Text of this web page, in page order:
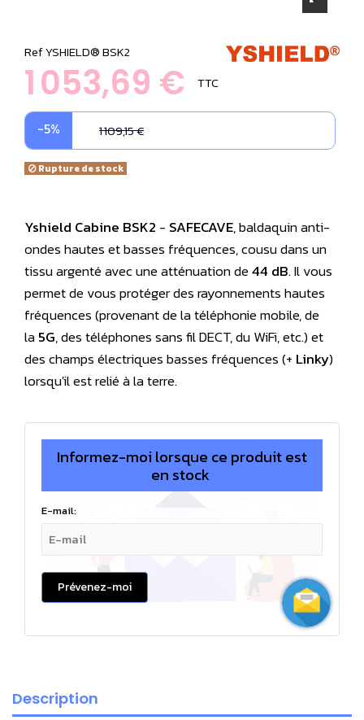
RefYSHIELD® BSK2
1 053,69 € TTC
-5% 1 109,15 €
Rupture de stock
Yshield Cabine BSK2 - SAFECAVE, baldaquin anti-
ondes hautes et basses fréquences, cousu dans un
tissu argenté avec une atténuation de44 dB. Il vous
permet de vous protéger des rayonnements hautes
fréquences (provenant de la téléphonie mobile, de
la5G, des téléphones sans fil DECT, du WiFi, etc.) et
des champs électriques basses fréquences (+ Linky)
lorsqu'il est relié à la terre.
Informez-moi lorsque ce produit est
en stock
E-mail:
Prévenez-moi
Description